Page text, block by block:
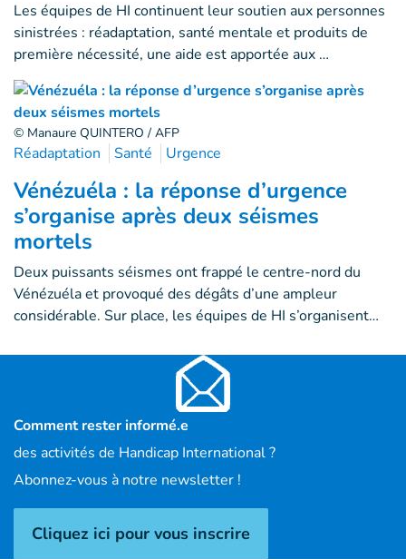
Les équipes de HI continuent leur soutien aux personnes
sinistrées : réadaptation, santé mentale et produits de
première nécessité, une aide est apportée aux …
© Manaure QUINTERO / AFP
Réadaptation Santé Urgence
Vénézuéla : la réponse d’urgence
s’organise après deux séismes
mortels
Deux puissants séismes ont frappé le centre-nord du
Vénézuéla et provoqué des dégâts d’une ampleur
considérable. Sur place, les équipes de HI s’organisent…
Comment rester informé.e
des activités de Handicap International ?
Abonnez-vous à notre newsletter !
Cliquez ici pour vous inscrire